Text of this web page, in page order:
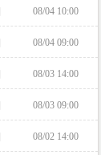
08/04 10:00
08/04 09:00
08/03 14:00
08/03 09:00
08/02 14:00